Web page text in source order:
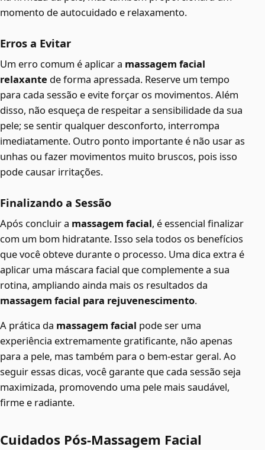
momento de autocuidado e relaxamento.
Erros a Evitar
Um erro comum é aplicar a massagem facial
relaxante de forma apressada. Reserve um tempo
para cada sessão e evite forçar os movimentos. Além
disso, não esqueça de respeitar a sensibilidade da sua
pele; se sentir qualquer desconforto, interrompa
imediatamente. Outro ponto importante é não usar as
unhas ou fazer movimentos muito bruscos, pois isso
pode causar irritações.
Finalizando a Sessão
Após concluir a massagem facial, é essencial finalizar
com um bom hidratante. Isso sela todos os benefícios
que você obteve durante o processo. Uma dica extra é
aplicar uma máscara facial que complemente a sua
rotina, ampliando ainda mais os resultados da
massagem facial para rejuvenescimento.
A prática da massagem facial pode ser uma
experiência extremamente gratificante, não apenas
para a pele, mas também para o bem-estar geral. Ao
seguir essas dicas, você garante que cada sessão seja
maximizada, promovendo uma pele mais saudável,
firme e radiante.
Cuidados Pós-Massagem Facial